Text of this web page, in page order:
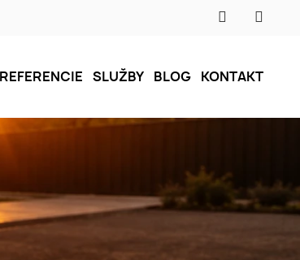
REFERENCIE SLUŽBY BLOG KONTAKT